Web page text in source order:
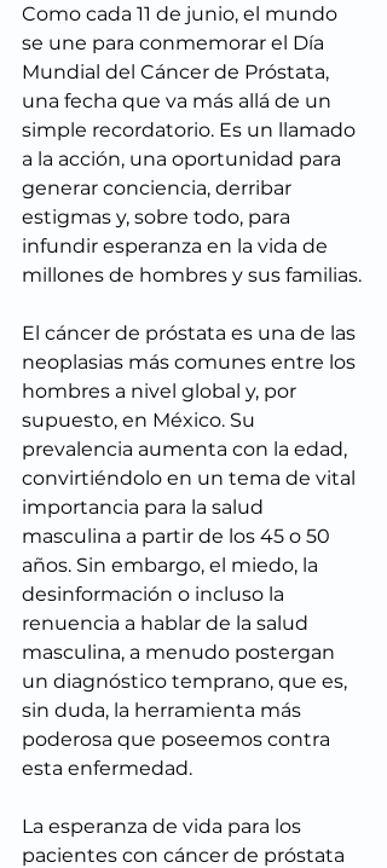
Como cada 11 de junio, el mundo
se une para conmemorar el Día
Mundial del Cáncer de Próstata,
una fecha que va más allá de un
simple recordatorio. Es un llamado
a la acción, una oportunidad para
generar conciencia, derribar
estigmas y, sobre todo, para
infundir esperanza en la vida de
millones de hombres y sus familias.
El cáncer de próstata es una de las
neoplasias más comunes entre los
hombres a nivel global y, por
supuesto, en México. Su
prevalencia aumenta con la edad,
convirtiéndolo en un tema de vital
importancia para la salud
masculina a partir de los 45 o 50
años. Sin embargo, el miedo, la
desinformación o incluso la
renuencia a hablar de la salud
masculina, a menudo postergan
un diagnóstico temprano, que es,
sin duda, la herramienta más
poderosa que poseemos contra
esta enfermedad.
La esperanza de vida para los
pacientes con cáncer de próstata